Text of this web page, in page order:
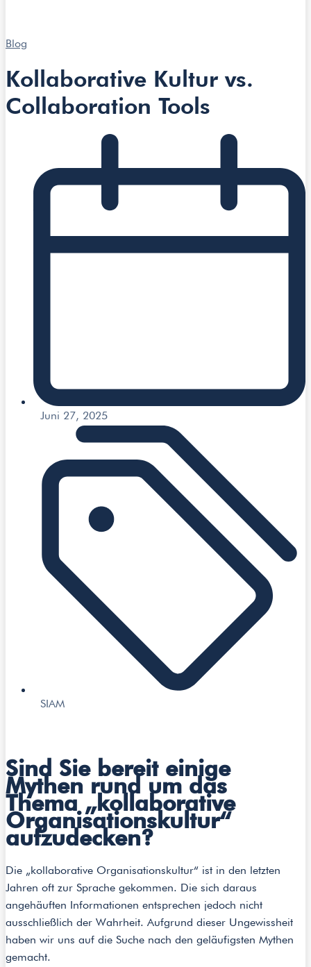
Blog
Kollaborative Kultur vs.
Collaboration Tools
Juni 27, 2025
SIAM
Sind Sie bereit einige
Mythen rund um das
Thema „kollaborative
Organisationskultur“
aufzudecken?
Die „kollaborative Organisationskultur“ ist in den letzten
Jahren oft zur Sprache gekommen. Die sich daraus
angehäuften Informationen entsprechen jedoch nicht
ausschließlich der Wahrheit. Aufgrund dieser Ungewissheit
haben wir uns auf die Suche nach den geläufigsten Mythen
gemacht.